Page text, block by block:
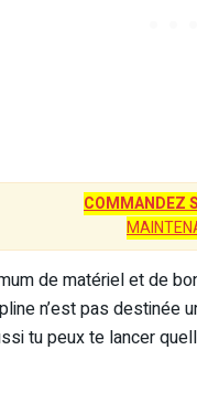
COMMANDEZ
de matériel et de
n’est pas destinée
tu peux te lancer